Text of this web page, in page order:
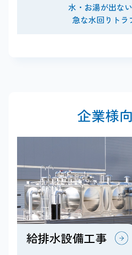
水・お湯が出な
急な水回りトラ
企業様
給排水設備工事